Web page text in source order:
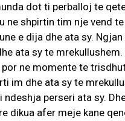
dot ti perballoj te
ne shpirtin tim nje vend
e dija dhe ata sy.
ata sy te
ne momente te
im dhe ata sy te
ndeshja perseri ata sy.
dikua afer meje kane